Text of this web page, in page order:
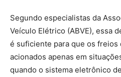
Segundo especialistas da
Veículo Elétrico (ABVE), essa
é suficiente para que os freios
acionados apenas em
quando o sistema eletrônico